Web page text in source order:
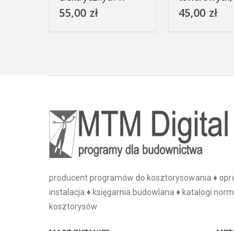
obiektach
przemysłowych
55,00 zł
towarowo –
osobowych,
45,00 zł
producent programów do kosztorysowania ♦
instalacja ♦ księgarnia budowlana ♦ katalogi
kosztorysów